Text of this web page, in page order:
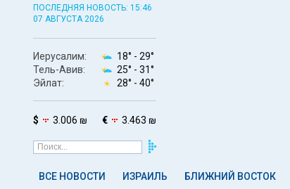
ПОСЛЕДНЯЯ НОВОСТЬ: 15:46
07 АВГУСТА 2026
Иерусалим: 18° - 29°
Тель-Авив:
25° - 31°
Эйлат:
28° - 40°
$ 3.006 ₪ € 3.463 ₪
ВСЕ НОВОСТИ ИЗРАИЛЬ БЛИЖНИЙ ВОСТОК